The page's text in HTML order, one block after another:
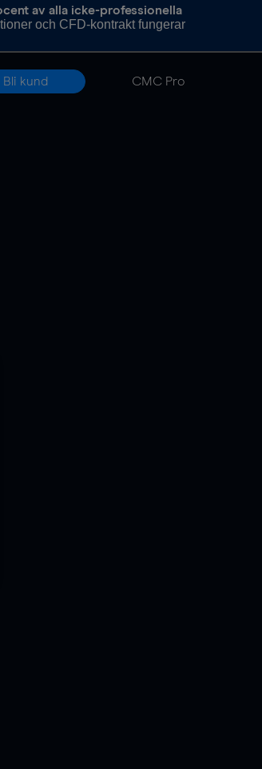
av alla icke-professionella
och CFD-kontrakt fungerar
Bli kund CMC Pro